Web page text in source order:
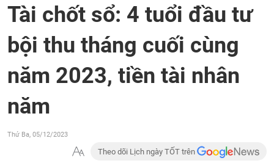
Tài chốt sổ: 4 tuổi đầu tư
bội thu tháng cuối cùng
năm 2023, tiền tài nhân
năm
Thứ Ba, 05/12/2023
Theo dõi Lịch ngày TỐT trên